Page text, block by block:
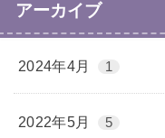
アーカイブ
2024年4月 1
2022年5月 5